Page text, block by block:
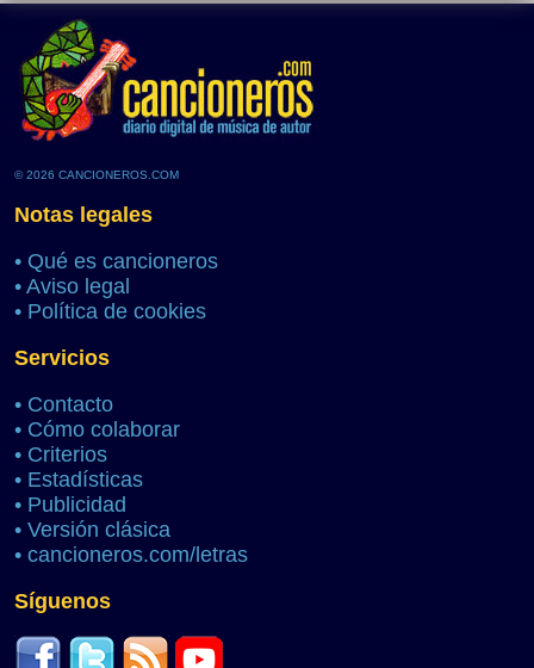
© 2026 CANCIONEROS.COM
Notas legales
• Qué es cancioneros
• Aviso legal
• Política de cookies
Servicios
• Contacto
• Cómo colaborar
• Criterios
• Estadísticas
• Publicidad
• Versión clásica
• cancioneros.com/letras
Síguenos